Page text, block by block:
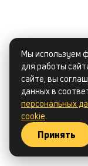
Мы используем
для работы
сайте, вы
данных в
персональных
cookie.
Принять